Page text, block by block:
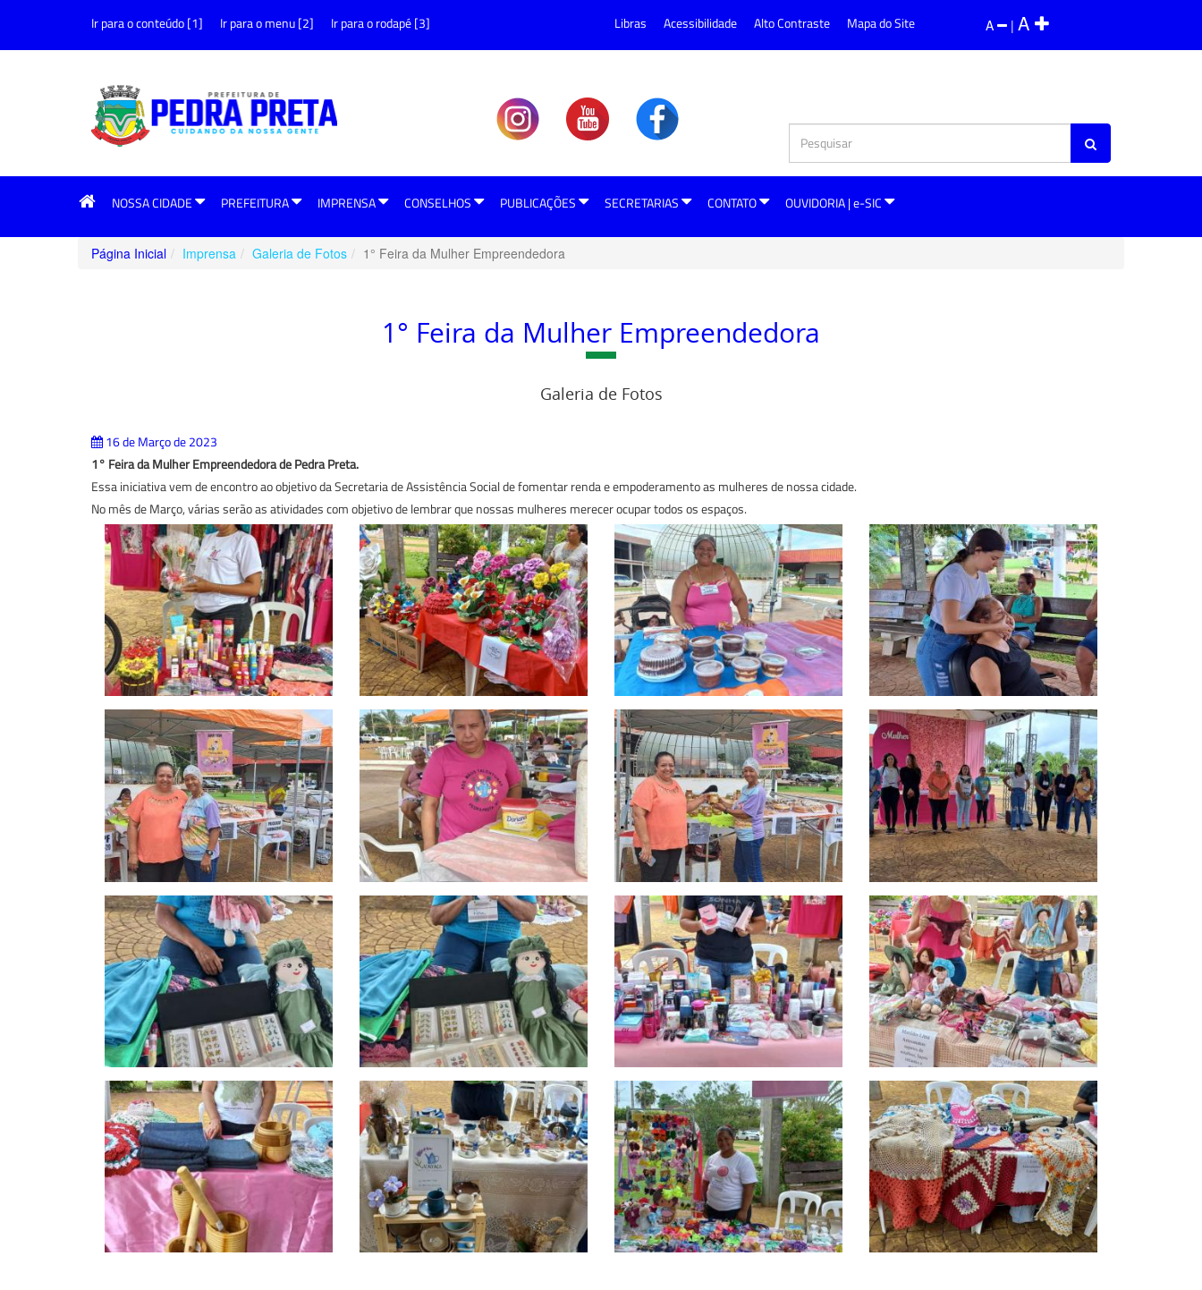
Ir para o conteúdo [1] Ir para o menu [2] Ir para o rodapé [3] A | A
Libras Acessibilidade Alto Contraste Mapa do Site
NOSSA CIDADE PREFEITURA IMPRENSA CONSELHOS PUBLICAÇÕES SECRETARIAS CONTATO OUVIDORIA | e-SIC
Página Inicial Imprensa Galeria de Fotos 1° Feira da Mulher Empreendedora
1° Feira da Mulher Empreendedora
Galeria de Fotos
16 de Março de 2023
1° Feira da Mulher Empreendedora de Pedra Preta.
Essa iniciativa vem de encontro ao objetivo da Secretaria de Assistência Social de fomentar renda e empoderamento as mulheres de nossa cidade.
No mês de Março, várias serão as atividades com objetivo de lembrar que nossas mulheres merecer ocupar todos os espaços.